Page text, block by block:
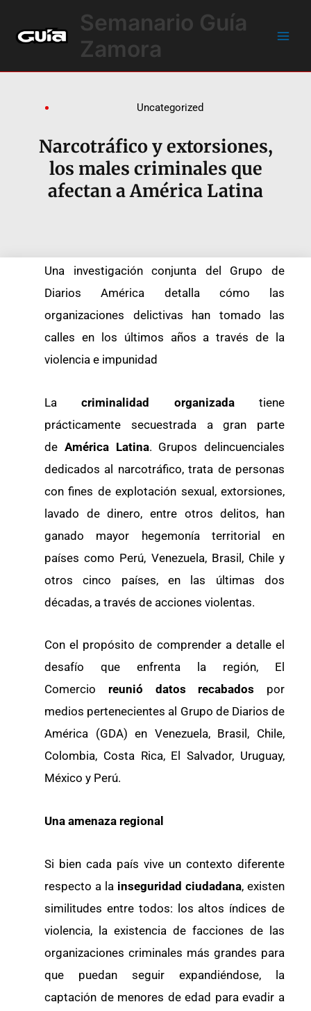
contenido
Semanario Guía
Zamora
Uncategorized
Narcotráfico y extorsiones,
los males criminales que
afectan a América Latina
Una investigación conjunta del Grupo de
Diarios América detalla cómo las
organizaciones delictivas han tomado las
calles en los últimos años a través de la
violencia e impunidad
La criminalidad organizadatiene
prácticamente secuestrada a gran parte
de América Latina. Grupos delincuenciales
dedicados al narcotráfico, trata de personas
con fines de explotación sexual, extorsiones,
lavado de dinero, entre otros delitos, han
ganado mayor hegemonía territorial en
países como Perú, Venezuela, Brasil, Chile y
otros cinco países, en las últimas dos
décadas, a través de acciones violentas.
Con el propósito de comprender a detalle el
desafío que enfrenta la región, El
Comercio reunió datos recabados por
medios pertenecientes al Grupo de Diarios de
América (GDA) en Venezuela, Brasil, Chile,
Colombia, Costa Rica, El Salvador, Uruguay,
México y Perú.
Una amenaza regional
Si bien cada país vive un contexto diferente
respecto a la inseguridad ciudadana, existen
similitudes entre todos: los altos índices de
violencia, la existencia de facciones de las
organizaciones criminales más grandes para
que puedan seguir expandiéndose, la
captación de menores de edad para evadir a